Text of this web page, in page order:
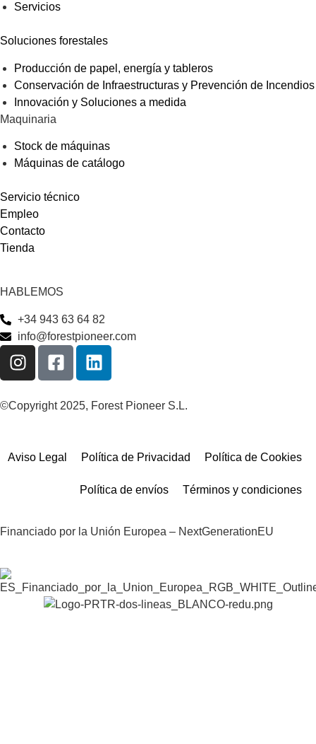
Servicios
Soluciones forestales
Producción de papel, energía y tableros
Conservación de Infraestructuras y Prevención de Incendios
Innovación y Soluciones a medida
Maquinaria
Stock de máquinas
Máquinas de catálogo
Servicio técnico
Empleo
Contacto
Tienda
HABLEMOS
+34 943 63 64 82
info@forestpioneer.com
©Copyright 2025, Forest Pioneer S.L.
Aviso Legal Política de Privacidad Política de Cookies
Política de envíos Términos y condiciones
Financiado por la Unión Europea – NextGenerationEU